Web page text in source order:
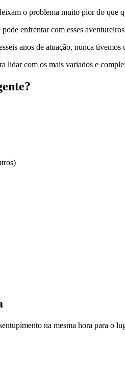
o problema muito pior do que
enfrentar com esses
anos de atuação, nunca tivemos
lidar com os mais variados e
na mesma hora para o